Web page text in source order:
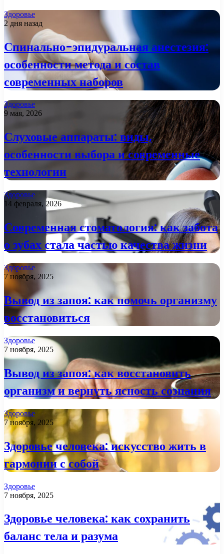
Здоровье
2 дня назад
Спинально-эпидуральная анестезия:
особенности метода и состав
современных наборов
Здоровье
9 мая, 2026
Слуховые аппараты: виды,
особенности выбора и современные
технологии
Здоровье
14 февраля, 2026
Современная стоматология: как забота
о зубах стала частью качества жизни
Здоровье
7 ноября, 2025
Вывод из запоя: как помочь организму
восстановиться
Здоровье
7 ноября, 2025
Вывод из запоя: как восстановить
организм и вернуть ясность сознания
Здоровье
7 ноября, 2025
Здоровье человека: искусство жить в
гармонии с собой
Здоровье
7 ноября, 2025
Здоровье человека: как сохранить
баланс тела и разума